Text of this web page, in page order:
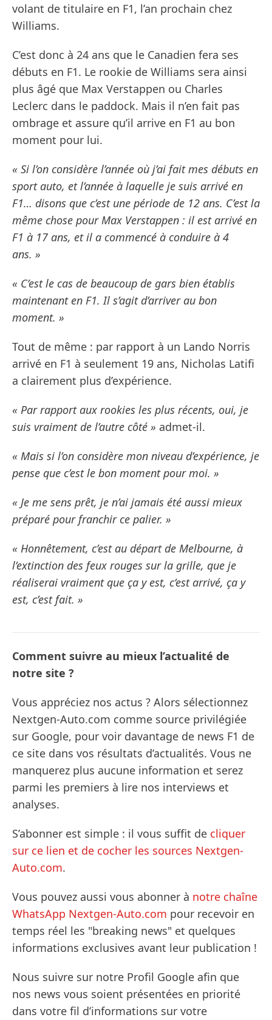
volant de titulaire en F1, l’an prochain chez
Williams.
C’est donc à 24 ans que le Canadien fera ses
débuts en F1. Le rookie de Williams sera ainsi
plus âgé que Max Verstappen ou Charles
Leclerc dans le paddock. Mais il n’en fait pas
ombrage et assure qu’il arrive en F1 au bon
moment pour lui.
« Si l’on considère l’année où j’ai fait mes débuts en
sport auto, et l’année à laquelle je suis arrivé en
F1… disons que c’est une période de 12 ans. C’est la
même chose pour Max Verstappen : il est arrivé en
F1 à 17 ans, et il a commencé à conduire à 4
ans. »
« C’est le cas de beaucoup de gars bien établis
maintenant en F1. Il s’agit d’arriver au bon
moment. »
Tout de même : par rapport à un Lando Norris
arrivé en F1 à seulement 19 ans, Nicholas Latifi
a clairement plus d’expérience.
« Par rapport aux rookies les plus récents, oui, je
suis vraiment de l’autre côté » admet-il.
« Mais si l’on considère mon niveau d’expérience, je
pense que c’est le bon moment pour moi. »
« Je me sens prêt, je n’ai jamais été aussi mieux
préparé pour franchir ce palier. »
« Honnêtement, c’est au départ de Melbourne, à
l’extinction des feux rouges sur la grille, que je
réaliserai vraiment que ça y est, c’est arrivé, ça y
est, c’est fait. »
Comment suivre au mieux l’actualité de
notre site ?
Vous appréciez nos actus ? Alors sélectionnez
Nextgen-Auto.com comme source privilégiée
sur Google, pour voir davantage de news F1 de
ce site dans vos résultats d’actualités. Vous ne
manquerez plus aucune information et serez
parmi les premiers à lire nos interviews et
analyses.
S’abonner est simple : il vous suffit de cliquer
sur ce lien et de cocher les sources Nextgen-
Auto.com.
Vous pouvez aussi vous abonner à notre chaîne
WhatsApp Nextgen-Auto.com pour recevoir en
temps réel les "breaking news" et quelques
informations exclusives avant leur publication !
Nous suivre sur notre Profil Google afin que
nos news vous soient présentées en priorité
dans votre fil d’informations sur votre